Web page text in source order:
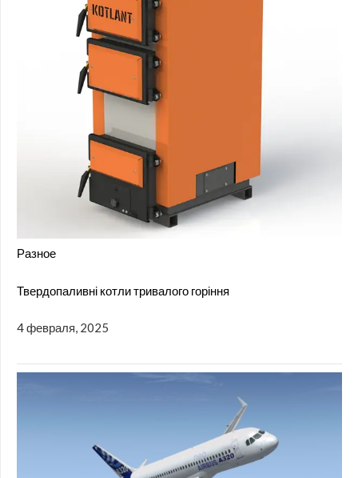
Разное
Твердопаливні котли тривалого горіння
4 февраля, 2025